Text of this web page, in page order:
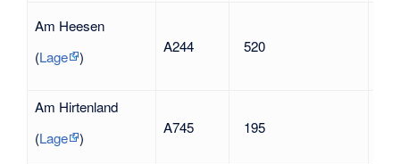
Am Heesen
(Lage )
A244 520
Am Hirtenland
(Lage )
A745 195